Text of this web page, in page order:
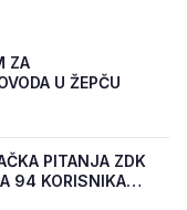
ZA
U ŽEPČU
PITANJA ZDK
94 KORISNIKA